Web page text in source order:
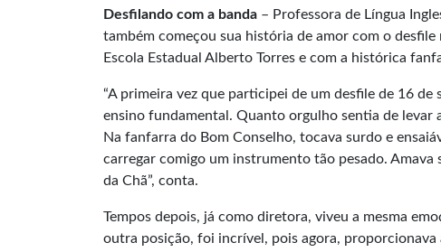
Desfilando com a banda – Professora de Língua
também começou sua história de amor com o
Escola Estadual Alberto Torres e com a histórica
“A primeira vez que participei de um desfile de 16
ensino fundamental. Quanto orgulho sentia de levar
Na fanfarra do Bom Conselho, tocava surdo e
carregar comigo um instrumento tão pesado.
da Chã”, conta.
Tempos depois, já como diretora, viveu a mesma
outra posição, foi incrível, pois agora, proporcionava